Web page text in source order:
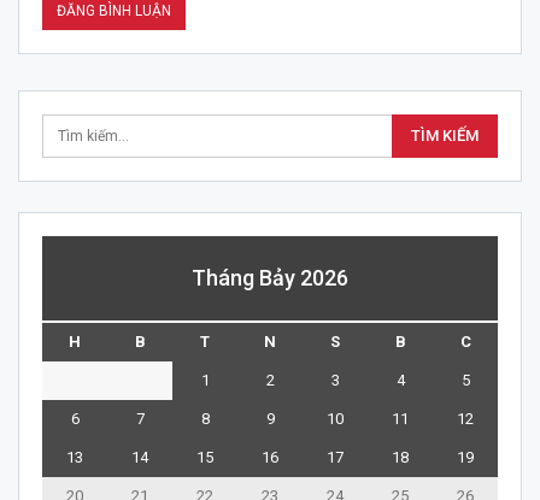
Tháng Bảy 2026
H B T N S B C
1 2 3 4 5
6 7 8 9 10 11 12
13 14 15 16 17 18 19
20 21 22 23 24 25 26